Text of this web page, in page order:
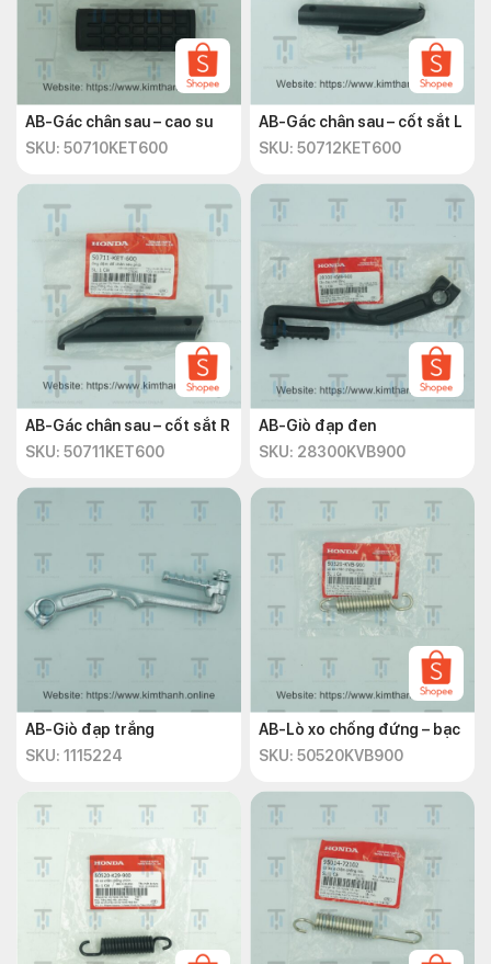
AB-Gác chân sau – cao su
SKU: 50710KET600
AB-Gác chân sau – cốt sắt L
SKU: 50712KET600
AB-Gác chân sau – cốt sắt R
SKU: 50711KET600
AB-Giò đạp đen
SKU: 28300KVB900
AB-Giò đạp trắng
SKU: 1115224
AB-Lò xo chống đứng – bạc
SKU: 50520KVB900